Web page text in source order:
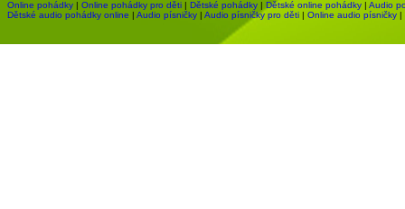
Online pohádky | Online pohádky pro děti | Dětské pohádky | Dětské online pohádky | Audio
Dětské audio pohádky online | Audio písničky | Audio písničky pro děti | Online audio písničky |